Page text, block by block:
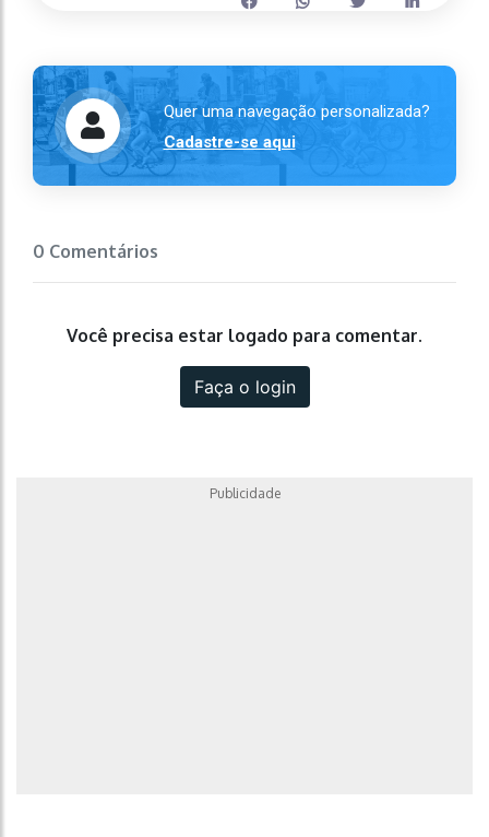
Quer uma navegação personalizada?
Cadastre-se aqui
0 Comentários
Você precisa estar logado para comentar.
Faça o login
Publicidade